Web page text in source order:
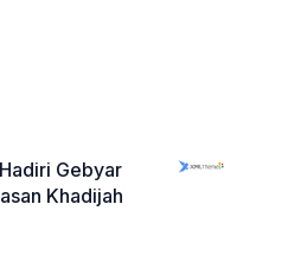
Gebyar
Khadijah